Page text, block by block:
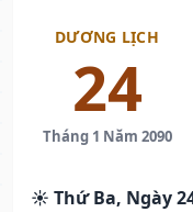
DƯƠNG LỊCH
24
Tháng 1 Năm 2090
☀️ Thứ Ba, Ngày